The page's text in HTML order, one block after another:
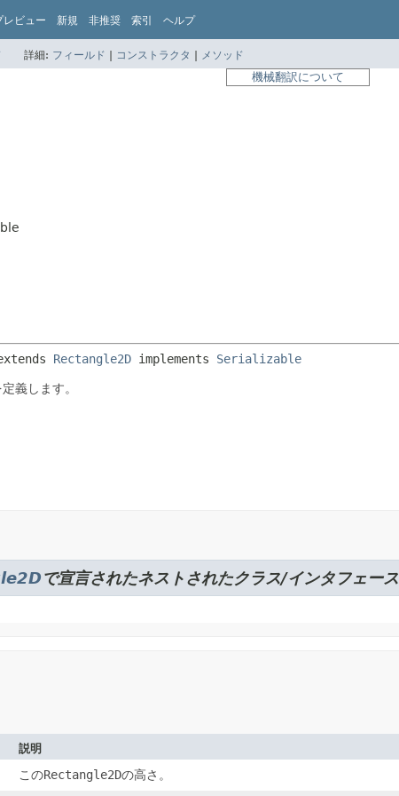
レビュー 新規 非推奨 索引 ヘルプ
詳細: フィールド | コンストラクタ | メソッド
機械翻訳について
Rectangle2D implements Serializable
義します。
で宣言されたネストされたクラス/インタフェース
説明
このRectangle2Dの高さ。